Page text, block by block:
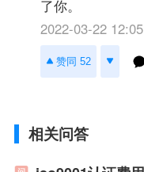
了你。
2022-03-22
赞同 52
相关问答